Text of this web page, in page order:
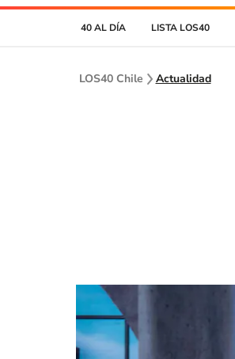
40 AL DÍA LISTA LOS40
LOS40 Chile Actualidad